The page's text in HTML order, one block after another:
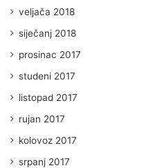
veljača 2018
siječanj 2018
prosinac 2017
studeni 2017
listopad 2017
rujan 2017
kolovoz 2017
srpanj 2017